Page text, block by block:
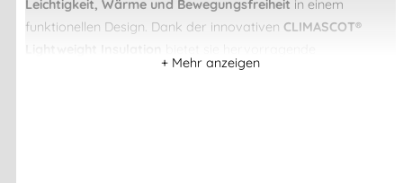
Leichtigkeit, Wärme und Bewegungsfreiheit in einem
funktionellen Design. Dank der innovativen CLIMASCOT®
Wärmeisolierung, ohne aufzutragen. Die Füllung ist